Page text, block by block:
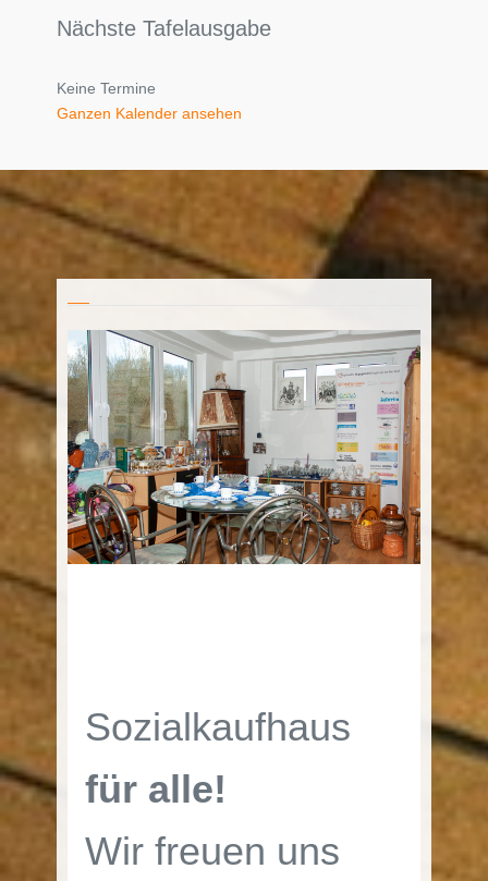
Nächste Tafelausgabe
Keine Termine
Ganzen Kalender ansehen
Sozialkaufhaus
für alle!
Wir freuen uns